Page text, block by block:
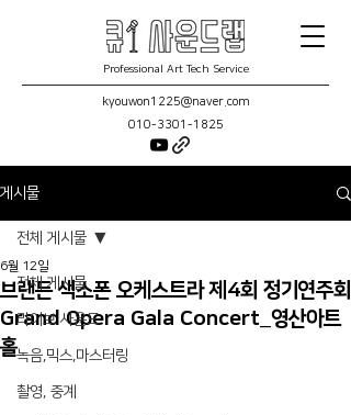
Professional Art Tech Service
kyouwon1225@naver.com
010-3301-1825
게시물
전체 게시물
라이브 사운드
녹음,믹스,마스터링
촬영, 중계
전체 게시물
브랜든 색소폰 오케스트라 제4회 정기연주회
Grand Opera Gala Concert_영산아트
홀
6월 12일